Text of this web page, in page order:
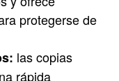
protegerse de
las copias
rápida